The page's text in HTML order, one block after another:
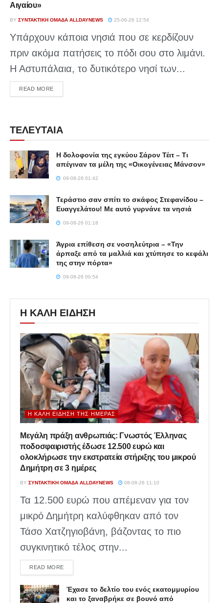
Αιγαίου»
BY ΣΥΝΤΑΚΤΙΚΉ ΟΜΆΔΑ ALLDAYNEWS 25-06-26 12:54
Υπάρχουν κάποια νησιά που σε κερδίζουν
πριν ακόμα πατήσεις το πόδι σου στο λιμάνι.
Η Αστυπάλαια, το δυτικότερο νησί των...
READ MOREDETAILS
ΤΕΛΕΥΤΑΙΑ
Η δολοφονία της εγκύου Σάρον Τέιτ – Τι
απέγιναν τα μέλη της «Οικογένειας Μάνσον»
09-08-26 01:42
Τεράστιο σαν σπίτι το σκάφος Στεφανίδου –
Ευαγγελάτου! Με αυτό γυρνάνε τα νησιά
09-08-26 01:18
Άγρια επίθεση σε νοσηλεύτρια – «Την
άρπαξε από τα μαλλιά και χτύπησε το κεφάλι
της στην πόρτα»
09-08-26 00:54
Η ΚΑΛΗ ΕΙΔΗΣΗ
Η ΚΑΛΉ ΕΊΔΗΣΗ ΤΗΣ ΗΜΈΡΑΣ
Μεγάλη πράξη ανθρωπιάς: Γνωστός Έλληνας
ποδοσφαιριστής έδωσε 12.500 ευρώ και
ολοκλήρωσε την εκστρατεία στήριξης του μικρού
Δημήτρη σε 3 ημέρες
BY ΣΥΝΤΑΚΤΙΚΉ ΟΜΆΔΑ ALLDAYNEWS 08-08-26 11:10
Τα 12.500 ευρώ που απέμεναν για τον
μικρό Δημήτρη καλύφθηκαν από τον
Τάσο Χατζηγιοβάνη, βάζοντας το πιο
συγκινητικό τέλος στην...
READ MOREDETAILS
Έχασε το δελτίο του ενός εκατομμυρίου
και το ξαναβρήκε σε βουνό από